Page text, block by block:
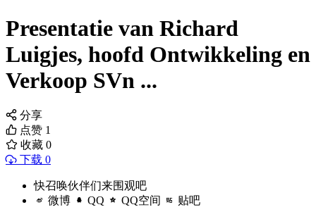
Presentatie van Richard
Luigjes, hoofd Ontwikkeling en
Verkoop SVn ...
分享
点赞 1
收藏 0
下载 0
快召唤伙伴们来围观吧
微博 QQ QQ空间 贴吧